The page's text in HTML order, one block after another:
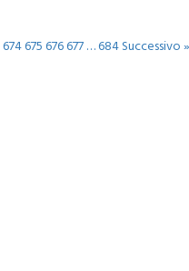
674 675676677 …684 Successivo »